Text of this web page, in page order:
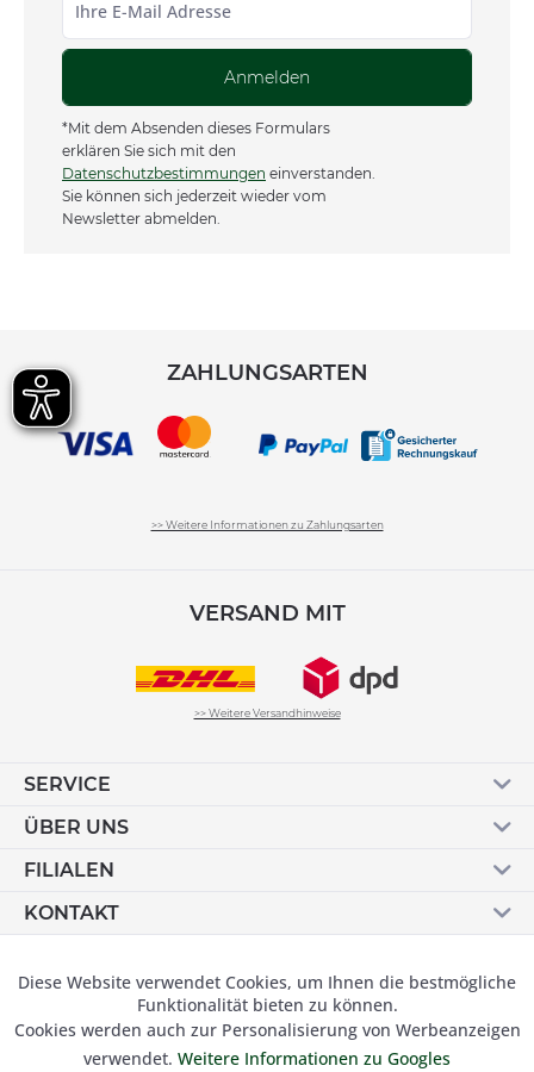
Anmelden
*Mit dem Absenden dieses Formulars
erklären Sie sich mit den
Datenschutzbestimmungen einverstanden.
Sie können sich jederzeit wieder vom
Newsletter abmelden.
ZAHLUNGSARTEN
>> Weitere Informationen zu Zahlungsarten
VERSAND MIT
>> Weitere Versandhinweise
SERVICE
ÜBER UNS
FILIALEN
KONTAKT
Funktionale Aktiv
Marketing Inaktiv
Diese Website verwendet Cookies, um Ihnen die bestmögliche
Funktionalität bieten zu können.
Cookies werden auch zur Personalisierung von Werbeanzeigen
verwendet. Weitere Informationen zu Googles